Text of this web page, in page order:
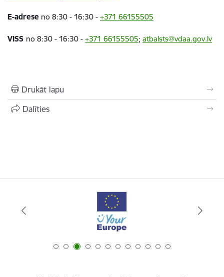
E-adrese no 8:30 - 16:30 - +371 66155505
VISS no 8:30 - 16:30 - +371 66155505; atbalsts@vdaa.gov.lv
Drukāt lapu
Dalīties